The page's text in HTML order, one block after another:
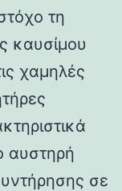
τη
καυσίμου
χαμηλές
αυστηρή
σε